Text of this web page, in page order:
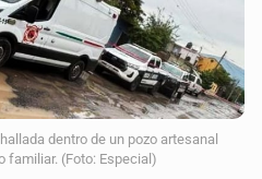
dentro de un pozo artesanal
familiar. (Foto: Especial)